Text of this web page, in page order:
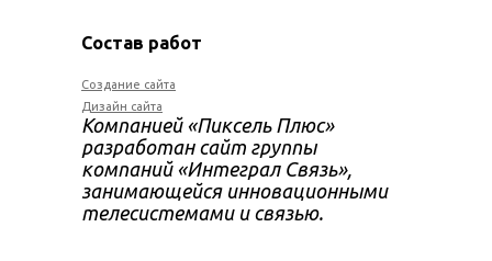
Состав работ
Создание сайта
Дизайн сайта
Компанией «Пиксель Плюс»
разработан сайт группы
компаний «Интеграл Связь»,
занимающейся инновационными
телесистемами и связью.